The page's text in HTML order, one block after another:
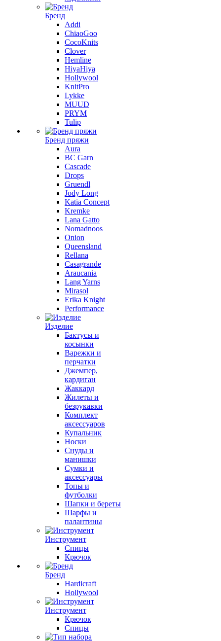
Бренд
Addi
ChiaoGoo
CocoKnits
Clover
Hemline
HiyaHiya
Hollywool
KnitPro
Lykke
MUUD
PRYM
Tulip
Бренд пряжи
Aura
BC Garn
Cascade
Drops
Gruendl
Jody Long
Katia Concept
Kremke
Lana Gatto
Nomadnoos
Onion
Queensland
Rellana
Casagrande
Araucania
Lang Yarns
Mirasol
Erika Knight
Performance
Изделие
Бактусы и
косынки
Варежки и
перчатки
Джемпер,
кардиган
Жаккард
Жилеты и
безрукавки
Комплект
аксессуаров
Купальник
Носки
Снуды и
манишки
Сумки и
аксессуары
Топы и
футболки
Шапки и береты
Шарфы и
палантины
Инструмент
Спицы
Крючок
Бренд
Hardicraft
Hollywool
Инструмент
Крючок
Спицы